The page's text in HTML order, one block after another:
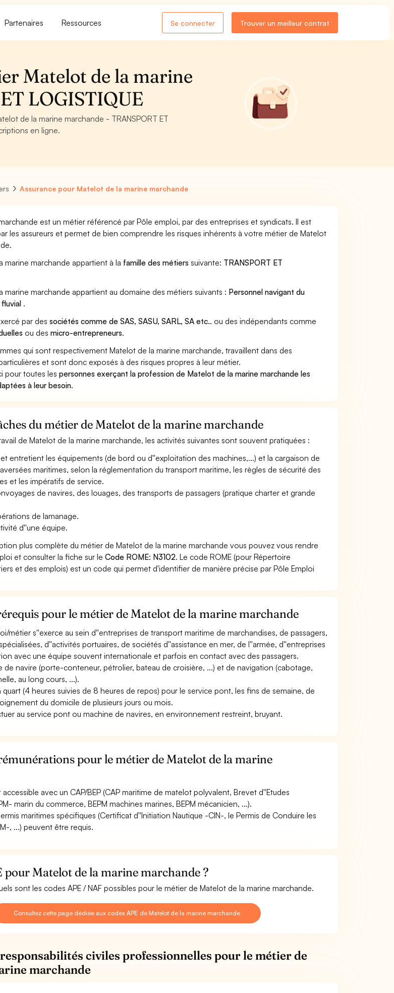
Partenaires Ressources Se connecter Trouver un meilleur contrat
Matelot de la marine
LOGISTIQUE
de la marine marchande - TRANSPORT ET
en ligne.
Assurance pour Matelot de la marine marchande
est un métier référencé par Pôle emploi, par des entreprises et syndicats. Il est
les assureurs et permet de bien comprendre les risques inhérents à votre métier de Matelot
marine marchande appartient à la famille des métiers suivante: TRANSPORT ET
marine marchande appartient au domaine des métiers suivants : Personnel navigant du
.
par dessociétés comme de SAS, SASU, SARL, SA etc.. ou des indépendants comme
ou desmicro-entrepreneurs.
qui sont respectivement Matelot de la marine marchande, travaillent dans des
et sont donc exposés à des risques propres à leur métier.
pour toutes lespersonnes exerçant la profession de Matelot de la marine marchande les
à leur besoin.
du métier de Matelot de la marine marchande
de Matelot de la marine marchande, les activités suivantes sont souvent pratiquées :
entretient les équipements (de bord ou d''exploitation des machines,...) et la cargaison de
maritimes, selon la réglementation du transport maritime, les règles de sécurité des
et les impératifs de service.
de navires, des louages, des transports de passagers (pratique charter et grande
de lamanage.
d''une équipe.
plus complète du métier de Matelot de la marine marchande vous pouvez vous rendre
et consulter la fiche sur leCode ROME: N3102. Le code ROME (pour Répertoire
et des emplois) est un code qui permet d'identifier de manière précise par Pôle Emploi
pour le métier de Matelot de la marine marchande
métier s''exerce au sein d''entreprises de transport maritime de marchandises, de passagers,
d''activités portuaires, de sociétés d''assistance en mer, de l''armée, d''entreprises
avec une équipe souvent internationale et parfois en contact avec des passagers.
de navire (porte-conteneur, pétrolier, bateau de croisière, ...) et de navigation (cabotage,
au long cours, ...).
quart (4 heures suivies de 8 heures de repos) pour le service pont, les fins de semaine, de
du domicile de plusieurs jours ou mois.
au service pont ou machine de navires, en environnement restreint, bruyant.
pour le métier de Matelot de la marine
avec un CAP/BEP (CAP maritime de matelot polyvalent, Brevet d''Etudes
marin du commerce, BEPM machines marines, BEPM mécanicien, ...).
maritimes spécifiques (Certificat d''Initiation Nautique -CIN-, le Permis de Conduire les
, ...) peuvent être requis.
pour Matelot de la marine marchande ?
sont les codes APE / NAF possibles pour le métier de Matelot de la marine marchande.
Consultez cette page dédiée aux codes APE de Matelot de la marine marchande
civiles professionnelles pour le métier de
marchande